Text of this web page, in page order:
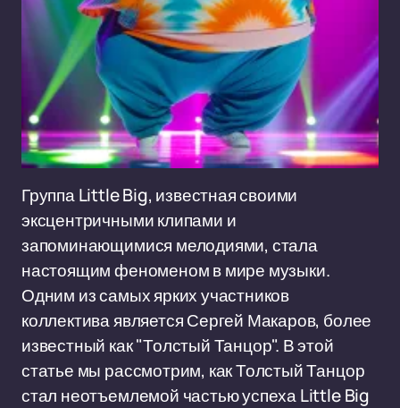
Группа Little Big, известная своими
эксцентричными клипами и
запоминающимися мелодиями, стала
настоящим феноменом в мире музыки.
Одним из самых ярких участников
коллектива является Сергей Макаров, более
известный как "Толстый Танцор". В этой
статье мы рассмотрим, как Толстый Танцор
стал неотъемлемой частью успеха Little Big